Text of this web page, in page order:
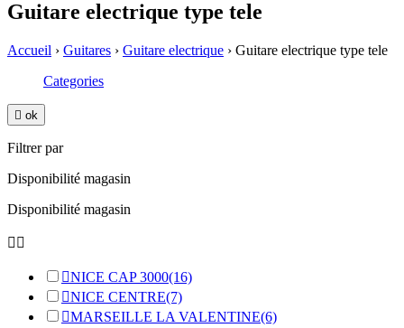
Guitare electrique type tele
Accueil › Guitares › Guitare electrique › Guitare electrique type tele
Categories
 ok
Filtrer par
Disponibilité magasin
Disponibilité magasin
 
NICE CAP 3000(16)
NICE CENTRE(7)
MARSEILLE LA VALENTINE(6)